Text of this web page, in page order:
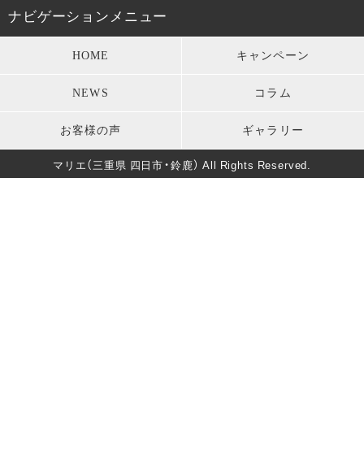
男性成人式袴
七五三衣装 留袖・訪問着・振袖
モーニング・礼服 パーティードレス
キッズ衣装 長寿のお祝い
葬儀・法要
成人式前撮り
ィング
バースデー マタニティフォト
ナビゲーションメニュー
HOME キャンペーン
NEWS コラム
お客様の声 ギャラリー
マリエ（三重県 四日市・鈴鹿） All Rights Reserved.